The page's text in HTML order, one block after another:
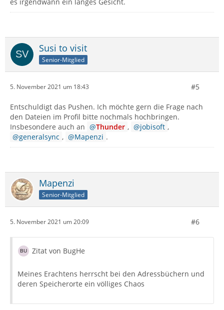
Susi to visit
Senior-Mitglied
5. November 2021 um 18:43 #5
Entschuldigt das Pushen. Ich möchte gern die Frage nach
den Dateien im Profil bitte nochmals hochbringen.
Insbesondere auch an
Thunder , jobisoft ,
generalsync , Mapenzi .
Mapenzi
Senior-Mitglied
5. November 2021 um 20:09 #6
Zitat von BugHe
Meines Erachtens herrscht bei den Adressbüchern und
deren Speicherorte ein völliges Chaos